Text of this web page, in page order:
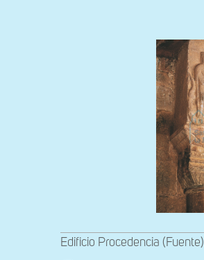
Edificio Procedencia (Fuente)